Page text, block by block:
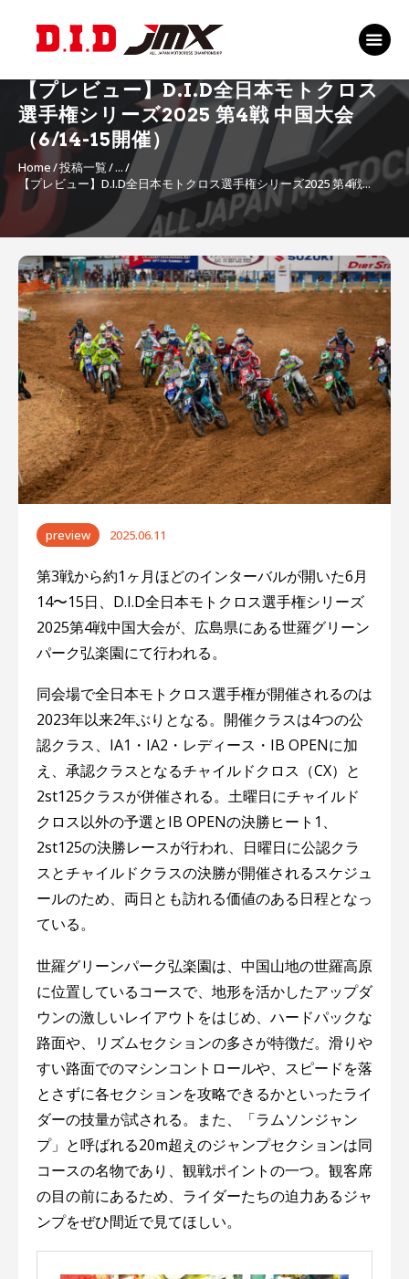
【プレビュー】D.I.D全日本モトクロス
選手権シリーズ2025 第4戦 中国大会
（6/14-15開催）
Home 投稿一覧 ...
【プレビュー】D.I.D全日本モトクロス選手権シリーズ2025 第4戦...
TOP
RANKING 2026
RIDERS 2026
SPONSORS
TICKET
MSP Motosports
Promotion TOP
preview 2025.06.11
第3戦から約1ヶ月ほどのインターバルが開いた6月
14〜15日、D.I.D全日本モトクロス選手権シリーズ
2025第4戦中国大会が、広島県にある世羅グリーン
パーク弘楽園にて行われる。
同会場で全日本モトクロス選手権が開催されるのは
2023年以来2年ぶりとなる。開催クラスは4つの公
認クラス、IA1・IA2・レディース・IB OPENに加
え、承認クラスとなるチャイルドクロス（CX）と
2st125クラスが併催される。土曜日にチャイルド
クロス以外の予選とIB OPENの決勝ヒート1、
2st125の決勝レースが行われ、日曜日に公認クラ
スとチャイルドクラスの決勝が開催されるスケジュ
ールのため、両日とも訪れる価値のある日程となっ
ている。
世羅グリーンパーク弘楽園は、中国山地の世羅高原
に位置しているコースで、地形を活かしたアップダ
ウンの激しいレイアウトをはじめ、ハードパックな
路面や、リズムセクションの多さが特徴だ。滑りや
すい路面でのマシンコントロールや、スピードを落
とさずに各セクションを攻略できるかといったライ
ダーの技量が試される。また、「ラムソンジャン
プ」と呼ばれる20m超えのジャンプセクションは同
コースの名物であり、観戦ポイントの一つ。観客席
の目の前にあるため、ライダーたちの迫力あるジャ
ンプをぜひ間近で見てほしい。
投
稿
ナ
ビ
ゲ
ー
シ
ョ
ン